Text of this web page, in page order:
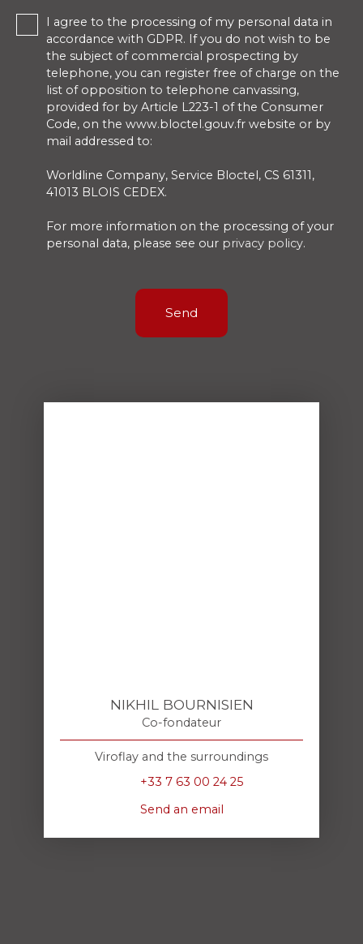
I agree to the processing of my personal data in
accordance with GDPR. If you do not wish to be
the subject of commercial prospecting by
telephone, you can register free of charge on the
list of opposition to telephone canvassing,
provided for by Article L223-1 of the Consumer
Code, on the www.bloctel.gouv.fr website or by
mail addressed to:
Worldline Company, Service Bloctel, CS 61311,
41013 BLOIS CEDEX.
For more information on the processing of your
personal data, please see our privacy policy.
Send
NIKHIL BOURNISIEN
Co-fondateur
Viroflay and the surroundings
+33 7 63 00 24 25
Send an email